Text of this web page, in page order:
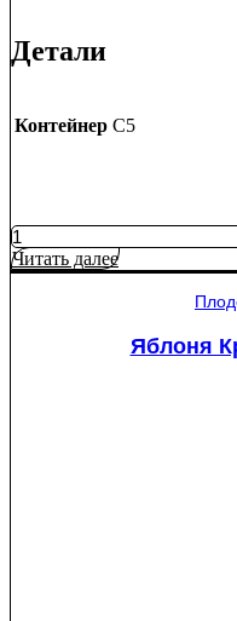
Детали
Контейнер C5
Количество
товара
Яблоня
Читать далее
Яблоня